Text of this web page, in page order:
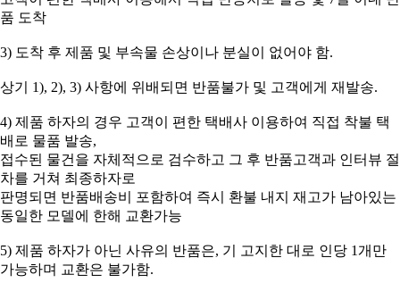
품 도착
3) 도착 후 제품 및 부속물 손상이나 분실이 없어야 함.
상기 1), 2), 3) 사항에 위배되면 반품불가 및 고객에게 재발송.
4) 제품 하자의 경우 고객이 편한 택배사 이용하여 직접 착불 택
배로 물품 발송,
접수된 물건을 자체적으로 검수하고 그 후 반품고객과 인터뷰 절
차를 거쳐 최종하자로
판명되면 반품배송비 포함하여 즉시 환불 내지 재고가 남아있는
동일한 모델에 한해 교환가능
5) 제품 하자가 아닌 사유의 반품은, 기 고지한 대로 인당 1개만
가능하며 교환은 불가함.